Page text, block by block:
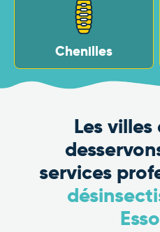
Chenilles
Les
services